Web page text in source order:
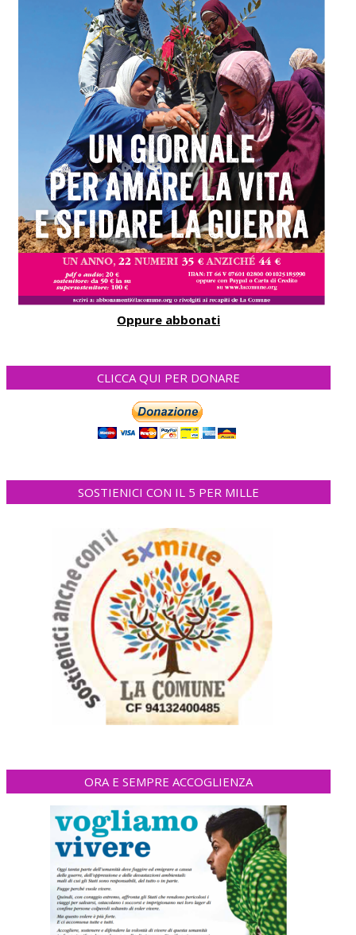
Oppure abbonati
CLICCA QUI PER DONARE
SOSTIENICI CON IL 5 PER MILLE
ORA E SEMPRE ACCOGLIENZA